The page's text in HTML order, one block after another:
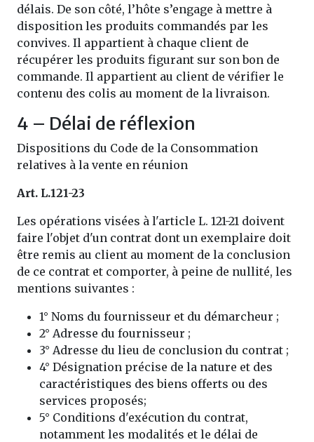
délais. De son côté, l’hôte s’engage à mettre à
disposition les produits commandés par les
convives. Il appartient à chaque client de
récupérer les produits figurant sur son bon de
commande. Il appartient au client de vérifier le
contenu des colis au moment de la livraison.
4 – Délai de réflexion
Dispositions du Code de la Consommation
relatives à la vente en réunion
Art. L.121-23
Les opérations visées à l'article L. 121-21 doivent
faire l'objet d'un contrat dont un exemplaire doit
être remis au client au moment de la conclusion
de ce contrat et comporter, à peine de nullité, les
mentions suivantes :
1° Noms du fournisseur et du démarcheur ;
2° Adresse du fournisseur ;
3° Adresse du lieu de conclusion du contrat ;
4° Désignation précise de la nature et des
caractéristiques des biens offerts ou des
services proposés;
5° Conditions d'exécution du contrat,
notamment les modalités et le délai de